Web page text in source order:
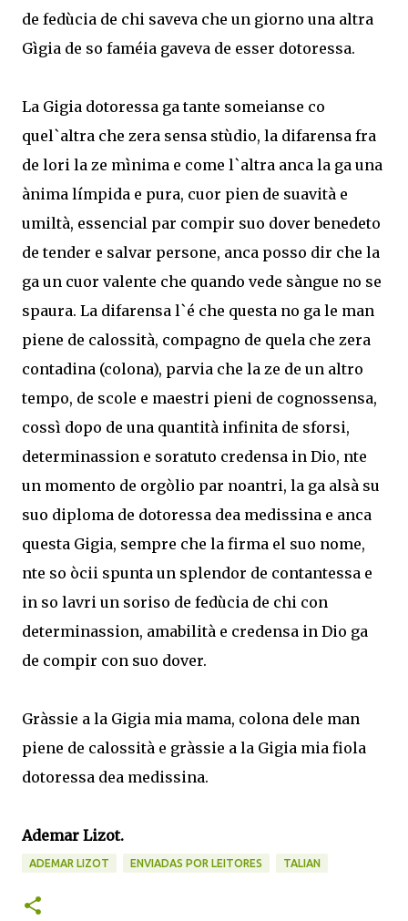
de fedùcia de chi saveva che un giorno una altra
Gìgia de so faméia gaveva de esser dotoressa.
La Gigia dotoressa ga tante someianse co
quel`altra che zera sensa stùdio, la difarensa fra
de lori la ze mìnima e come l`altra anca la ga una
ànima límpida e pura, cuor pien de suavità e
umiltà, essencial par compir suo dover benedeto
de tender e salvar persone, anca posso dir che la
ga un cuor valente che quando vede sàngue no se
spaura. La difarensa l`é che questa no ga le man
piene de calossità, compagno de quela che zera
contadina (colona), parvia che la ze de un altro
tempo, de scole e maestri pieni de cognossensa,
cossì dopo de una quantità infinita de sforsi,
determinassion e soratuto credensa in Dio, nte
un momento de orgòlio par noantri, la ga alsà su
suo diploma de dotoressa dea medissina e anca
questa Gigia, sempre che la firma el suo nome,
nte so òcii spunta un splendor de contantessa e
in so lavri un soriso de fedùcia de chi con
determinassion, amabilità e credensa in Dio ga
de compir con suo dover.
Gràssie a la Gigia mia mama, colona dele man
piene de calossità e gràssie a la Gigia mia fiola
dotoressa dea medissina.
Ademar Lizot.
ADEMAR LIZOT ENVIADAS POR LEITORES TALIAN